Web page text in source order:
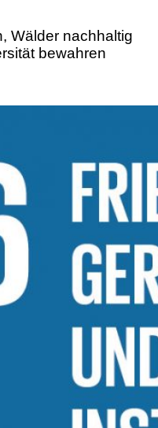
Wälder nachhaltig
bewahren